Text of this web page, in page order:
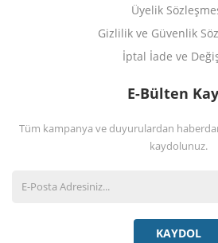
Üyelik
Gizlilik ve Güvenlik
İptal İade ve
E-Bülten
Tüm kampanya ve duyurulardan
kaydolunuz.
KAYDOL